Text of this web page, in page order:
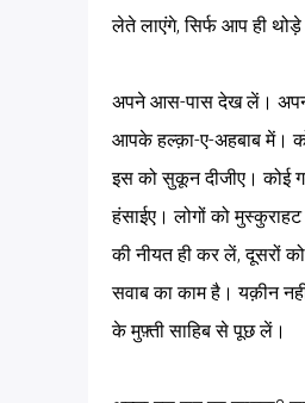
लेते लाएंगे, सिर्फ आप ही थोड़े
अपने आस-पास देख लें।
आपके हल्क़ा-ए-अहबाब में।
इस को सुकून दीजीए। कोई
हंसाईए। लोगों को
की नीयत ही कर लें, दूसरों
सवाब का काम है। यक़ीन
के मुफ़्ती साहिब से पूछ लें।